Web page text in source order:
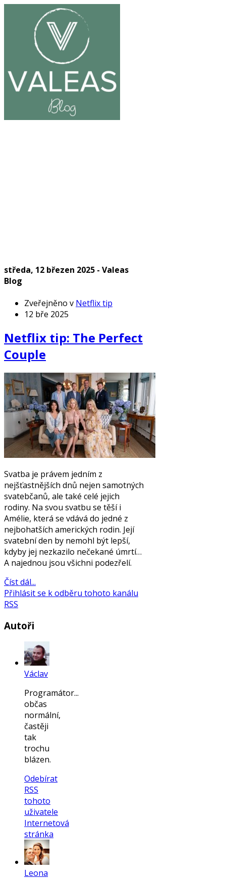
středa, 12 březen 2025 - Valeas
Blog
Zveřejněno v Netflix tip
12 bře 2025
Netflix tip: The Perfect
Couple
Svatba je právem jedním z
nejšťastnějších dnů nejen samotných
svatebčanů, ale také celé jejich
rodiny. Na svou svatbu se těší i
Amélie, která se vdává do jedné z
nejbohatších amerických rodin. Její
svatební den by nemohl být lepší,
kdyby jej nezkazilo nečekané úmrtí…
A najednou jsou všichni podezřelí.
Číst dál...
Přihlásit se k odběru tohoto kanálu
RSS
Autoři
Václav
Programátor...
občas
normální,
častěji
tak
trochu
blázen.
Odebírat
RSS
tohoto
uživatele
Internetová
stránka
Leona